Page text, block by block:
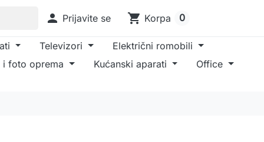
 Prijavite se shopping_cart Korpa 0
Televizori
Električni romobili
i foto oprema Kućanski aparati Office